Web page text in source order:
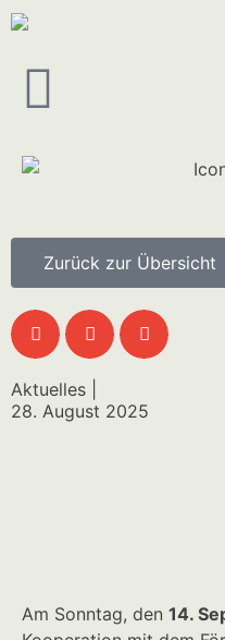
Zurück zur Übersicht
Aktuelles |
28. August 2025
Am Sonntag, den 14.